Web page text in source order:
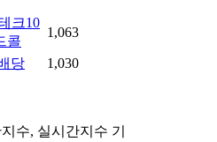
크10
콜
1,063
당 1,030
수, 실시간지수 기